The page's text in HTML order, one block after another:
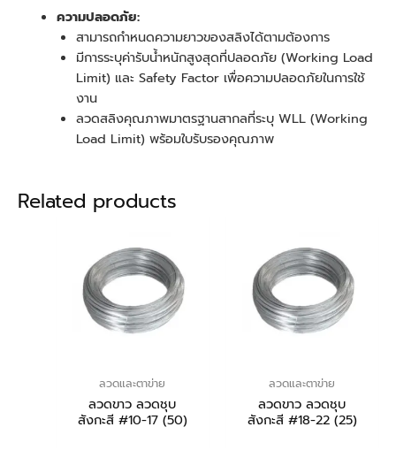
ความปลอดภัย:
สามารถกำหนดความยาวของสลิงได้ตามต้องการ
มีการระบุค่ารับน้ำหนักสูงสุดที่ปลอดภัย (Working Load
Limit) และ Safety Factor เพื่อความปลอดภัยในการใช้
งาน
ลวดสลิงคุณภาพมาตรฐานสากลที่ระบุ WLL (Working
Load Limit) พร้อมใบรับรองคุณภาพ
Related products
ลวดและตาข่าย
ลวดขาว ลวดชุบ
สังกะสี #10-17 (50)
ลวดและตาข่าย
ลวดขาว ลวดชุบ
สังกะสี #18-22 (25)